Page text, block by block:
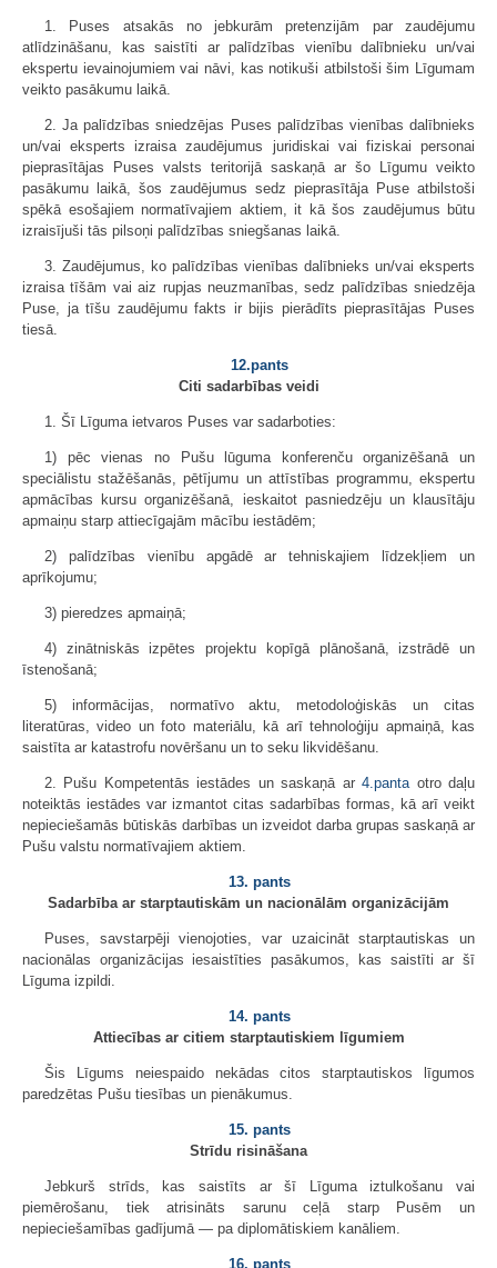
1. Puses atsakās no jebkurām pretenzijām par zaudējumu
atlīdzināšanu, kas saistīti ar palīdzības vienību dalībnieku un/vai
ekspertu ievainojumiem vai nāvi, kas notikuši atbilstoši šim Līgumam
veikto pasākumu laikā.
2. Ja palīdzības sniedzējas Puses palīdzības vienības dalībnieks
un/vai eksperts izraisa zaudējumus juridiskai vai fiziskai personai
pieprasītājas Puses valsts teritorijā saskaņā ar šo Līgumu veikto
pasākumu laikā, šos zaudējumus sedz pieprasītāja Puse atbilstoši
spēkā esošajiem normatīvajiem aktiem, it kā šos zaudējumus būtu
izraisījuši tās pilsoņi palīdzības sniegšanas laikā.
3. Zaudējumus, ko palīdzības vienības dalībnieks un/vai eksperts
izraisa tīšām vai aiz rupjas neuzmanības, sedz palīdzības sniedzēja
Puse, ja tīšu zaudējumu fakts ir bijis pierādīts pieprasītājas Puses
tiesā.
12.pants
Citi sadarbības veidi
1. Šī Līguma ietvaros Puses var sadarboties:
1) pēc vienas no Pušu lūguma konferenču organizēšanā un
speciālistu stažēšanās, pētījumu un attīstības programmu, ekspertu
apmācības kursu organizēšanā, ieskaitot pasniedzēju un klausītāju
apmaiņu starp attiecīgajām mācību iestādēm;
2) palīdzības vienību apgādē ar tehniskajiem līdzekļiem un
aprīkojumu;
3) pieredzes apmaiņā;
4) zinātniskās izpētes projektu kopīgā plānošanā, izstrādē un
īstenošanā;
5) informācijas, normatīvo aktu, metodoloģiskās un citas
literatūras, video un foto materiālu, kā arī tehnoloģiju apmaiņā, kas
saistīta ar katastrofu novēršanu un to seku likvidēšanu.
2. Pušu Kompetentās iestādes un saskaņā ar4.pantaotro daļu
noteiktās iestādes var izmantot citas sadarbības formas, kā arī veikt
nepieciešamās būtiskās darbības un izveidot darba grupas saskaņā ar
Pušu valstu normatīvajiem aktiem.
13. pants
Sadarbība ar starptautiskām un nacionālām organizācijām
Puses, savstarpēji vienojoties, var uzaicināt starptautiskas un
nacionālas organizācijas iesaistīties pasākumos, kas saistīti ar šī
Līguma izpildi.
14. pants
Attiecības ar citiem starptautiskiem līgumiem
Šis Līgums neiespaido nekādas citos starptautiskos līgumos
paredzētas Pušu tiesības un pienākumus.
15. pants
Strīdu risināšana
Jebkurš strīds, kas saistīts ar šī Līguma iztulkošanu vai
piemērošanu, tiek atrisināts sarunu ceļā starp Pusēm un
nepieciešamības gadījumā — pa diplomātiskiem kanāliem.
16. pants